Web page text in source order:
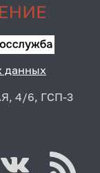
данных
4/6, ГСП-3